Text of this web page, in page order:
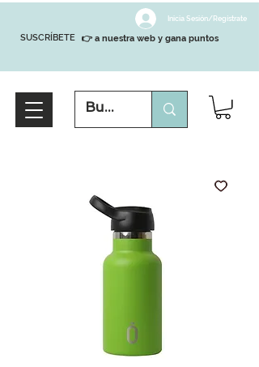
SUSCRÍBETE
Inicia Sesión/Regístrate
👉 a nuestra web y gana puntos